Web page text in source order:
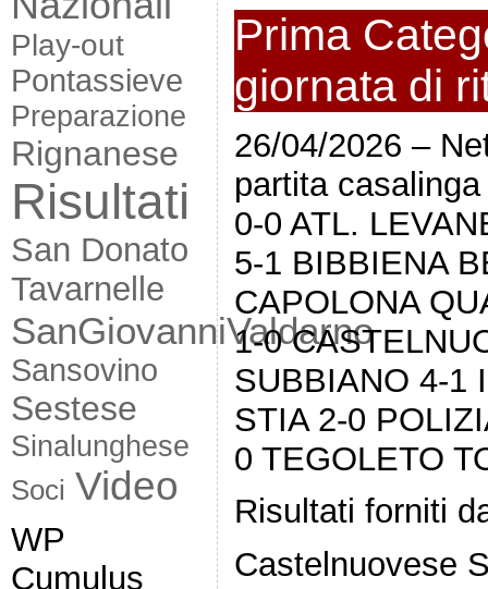
Play-out
Pontassieve
Preparazione
Rignanese
Risultati
San Donato
Tavarnelle
SanGiovanniValdarno
Sansovino
Sestese
Sinalunghese
Soci Video
WP
Cumulus
Prima
giornata di
26/04/2026 –
partita
0-0 ATL.
5-1 BIBBIENA
CAPOLONA
1-0
SUBBIANO 4-1
STIA 2-0
0 TEGOLETO
Risultati forniti
Castelnuovese